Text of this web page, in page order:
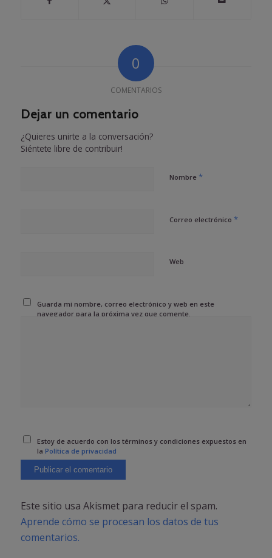
0
COMENTARIOS
Dejar un comentario
¿Quieres unirte a la conversación?
Siéntete libre de contribuir!
Nombre *
Correo electrónico *
Web
Guarda mi nombre, correo electrónico y web en este
navegador para la próxima vez que comente.
Estoy de acuerdo con los términos y condiciones expuestos en
la Política de privacidad
Este sitio usa Akismet para reducir el spam.
Aprende cómo se procesan los datos de tus
comentarios.